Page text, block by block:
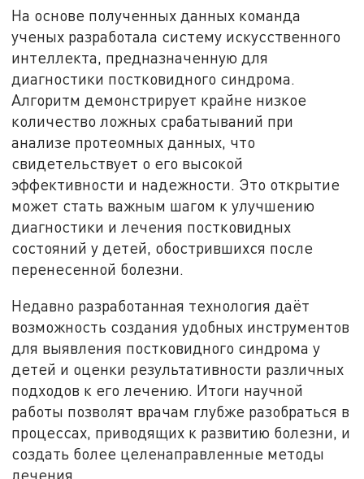
На основе полученных данных команда
ученых разработала систему искусственного
интеллекта, предназначенную для
диагностики постковидного синдрома.
Алгоритм демонстрирует крайне низкое
количество ложных срабатываний при
анализе протеомных данных, что
свидетельствует о его высокой
эффективности и надежности. Это открытие
может стать важным шагом к улучшению
диагностики и лечения постковидных
состояний у детей, обострившихся после
перенесенной болезни.
Недавно разработанная технология даёт
возможность создания удобных инструментов
для выявления постковидного синдрома у
детей и оценки результативности различных
подходов к его лечению. Итоги научной
работы позволят врачам глубже разобраться в
процессах, приводящих к развитию болезни, и
создать более целенаправленные методы
лечения.